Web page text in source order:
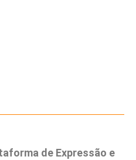
de Expressão e